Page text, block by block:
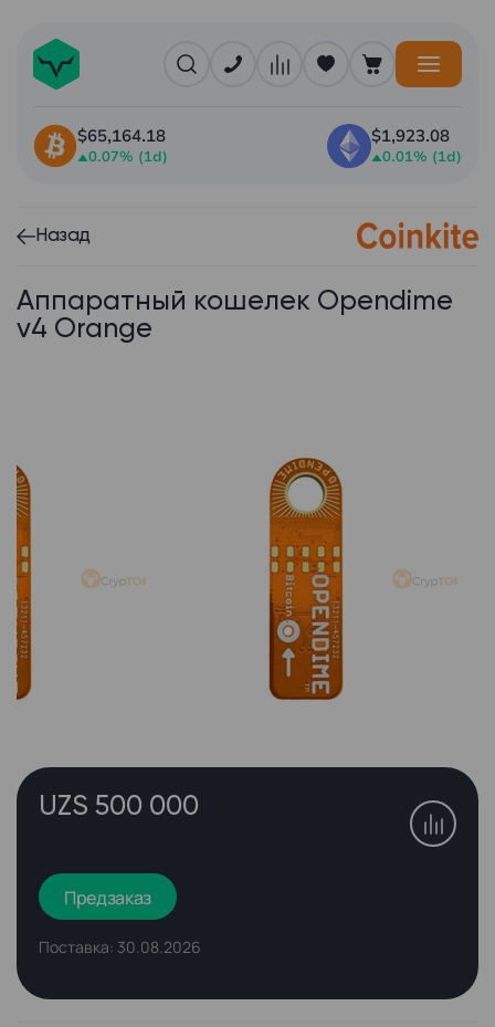
$65,164.18
0.07% (1d)
$1,923.08
0.01% (1d)
Назад
Аппаратный кошелек Opendime
v4 Orange
UZS 500 000
Предзаказ
Поставка: 30.08.2026